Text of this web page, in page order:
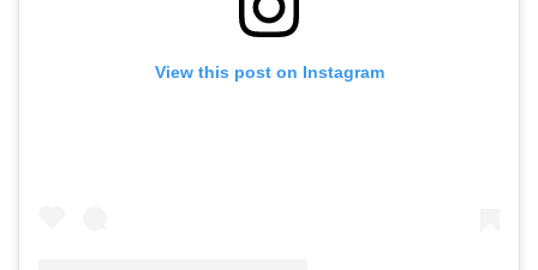
View this post on Instagram